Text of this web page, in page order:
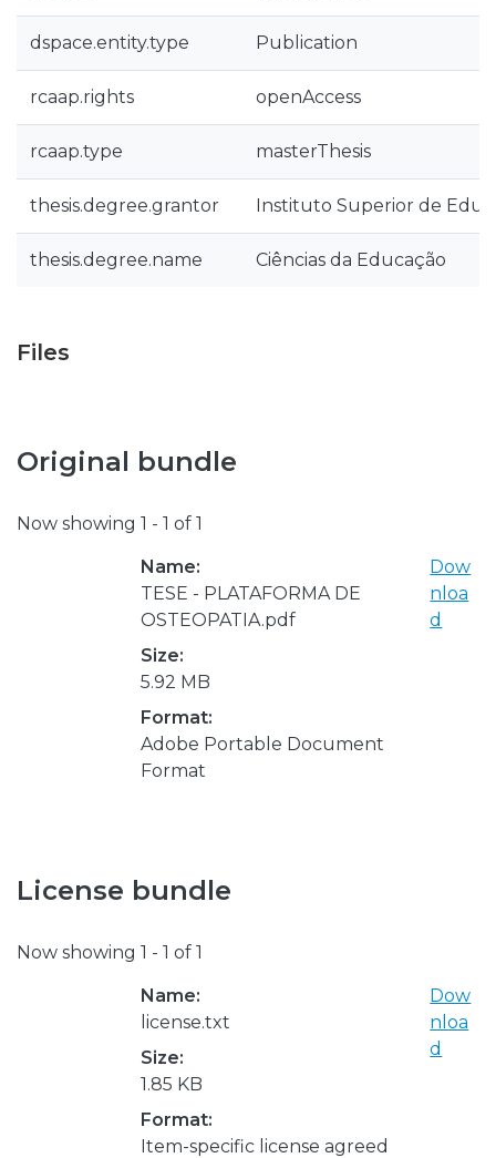
dspace.entity.type Publication
rcaap.rights openAccess
rcaap.type masterThesis
thesis.degree.grantor Instituto Superior de
thesis.degree.name Ciências da Educação
Files
Original bundle
Now showing 1 - 1 of 1
Name:
TESE - PLATAFORMA DE
OSTEOPATIA.pdf
Size:
5.92 MB
Format:
Adobe Portable Document
Format
Dow
nloa
d
License bundle
Now showing 1 - 1 of 1
Name:
license.txt
Size:
1.85 KB
Format:
Item-specific license agreed
Dow
nloa
d